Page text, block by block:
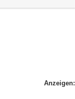
Anzeigen: